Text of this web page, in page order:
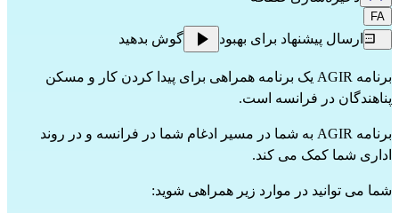
FA
ارسال پیشنهاد برای بهبود گوش بدهید
برنامه AGIR یک برنامه همراهی برای پیدا کردن کار و مسکن
پناهندگان در فرانسه است.
برنامه AGIR به شما در مسیر ادغام شما در فرانسه و در روند
اداری شما کمک می کند.
شما می توانید در موارد زیر همراهی شوید: